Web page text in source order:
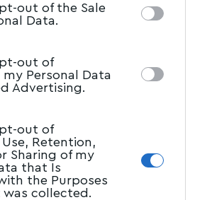
may further disclose it to
out of the Sale
Data.
out of
Personal Data
Advertising.
out of
Retention,
Sharing of my
that Is
the Purposes
collected.